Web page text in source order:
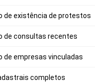
de existência de protestos
de consultas recentes
de empresas vinculadas
completos